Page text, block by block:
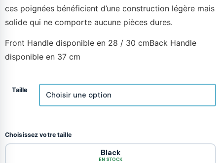
ces poignées bénéficient d’une construction légère mais
solide qui ne comporte aucune pièces dures.
Front Handle disponible en 28 / 30 cmBack Handle
disponible en 37 cm
Taille
Choisissez votre taille
Black
EN STOCK